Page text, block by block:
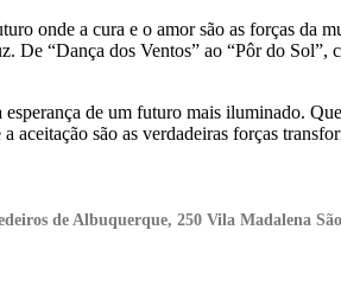
onde a cura e o amor são as forças da
“Dança dos Ventos” ao “Pôr do
de um futuro mais iluminado.
aceitação são as verdadeiras forças
de Albuquerque, 250 Vila Madalena